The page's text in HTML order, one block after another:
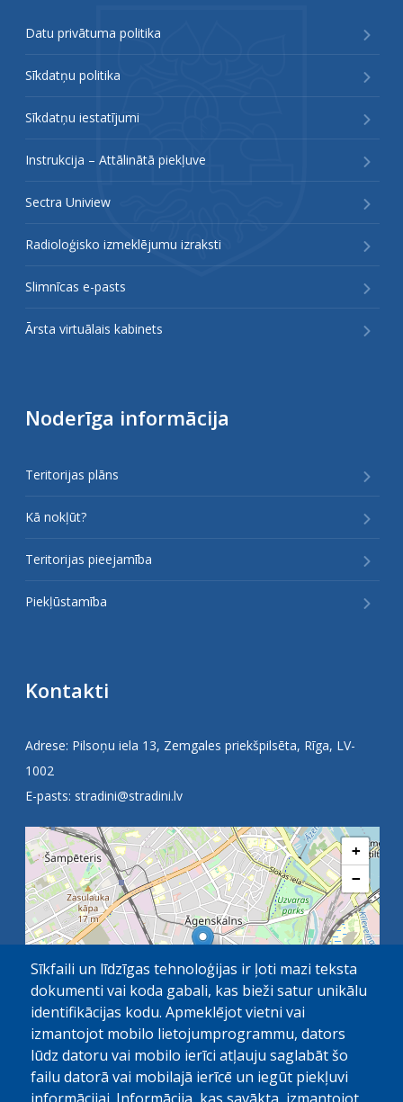
Datu privātuma politika
Sīkdatņu politika
Sīkdatņu iestatījumi
Instrukcija – Attālinātā piekļuve
Sectra Uniview
Radioloģisko izmeklējumu izraksti
Slimnīcas e-pasts
Ārsta virtuālais kabinets
Noderīga informācija
Teritorijas plāns
Kā nokļūt?
Teritorijas pieejamība
Piekļūstamība
Kontakti
Adrese: Pilsoņu iela 13, Zemgales priekšpilsēta, Rīga, LV-
1002
E-pasts: stradini@stradini.lv
+
−
1 km OpenStreetMap contributors
Sīkfaili un līdzīgas tehnoloģijas ir ļoti mazi teksta
dokumenti vai koda gabali, kas bieži satur unikālu
identifikācijas kodu. Apmeklējot vietni vai
izmantojot mobilo lietojumprogrammu, dators
lūdz datoru vai mobilo ierīci atļauju saglabāt šo
failu datorā vai mobilajā ierīcē un iegūt piekļuvi